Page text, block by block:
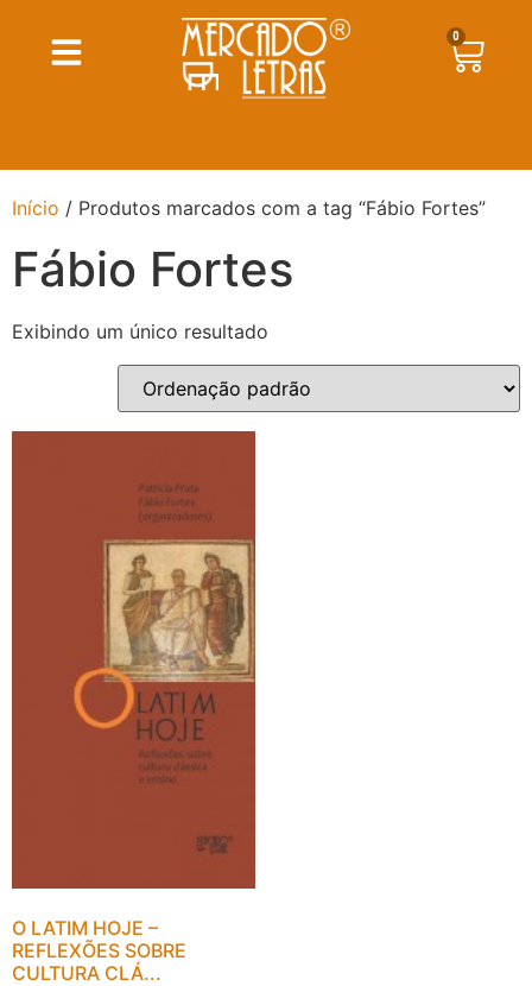
0
Início / Produtos marcados com a tag “Fábio Fortes”
Fábio Fortes
Exibindo um único resultado
O LATIM HOJE –
REFLEXÕES SOBRE
CULTURA CLÁ...